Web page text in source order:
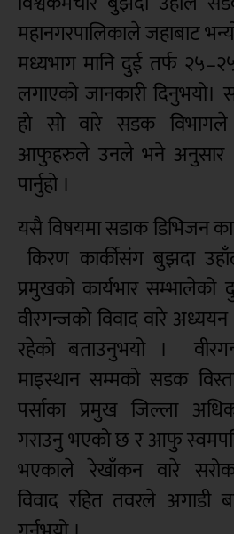
महानगरपालिकाले जहाबाट
मध्यभाग मानि दुई तर्फ
लगाएको जानकारी
हो सो वारे सडक
आफुहरुले उनले भने अनुसार
पार्नुहो ।
यसै विषयमा सडाक डिभिजन
किरण कार्कीसंग बुझदा
प्रमुखको कार्यभार सम्भालेको
वीरगन्जको विवाद वारे
रहेको बताउनुभयो ।
माइस्थान सम्मको सडक
पर्साका प्रमुख जिल्ला
गराउनु भएको छ र आफु
भएकाले रेखाँकन वारे
विवाद रहित तवरले अगाडी